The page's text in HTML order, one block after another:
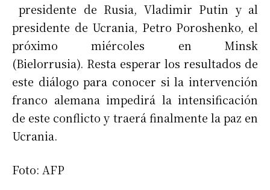
presidente de Rusia, Vladimir Putin y al
presidente de Ucrania, Petro Poroshenko, el
próximo miércoles en Minsk
(Bielorrusia). Resta esperar los resultados de
este diálogo para conocer si la intervención
franco alemana impedirá la intensificación
de este conflicto y traerá finalmente la paz en
Ucrania.
Foto: AFP